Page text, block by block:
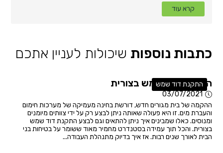
קרא עוד
כתבות נוספות שיכולות לעניין אתכם
התקנת דוד שמש
התקנת דוד שמש בצורית
03/07/2021
ההקמה של בית מגורים חדש, דורשת בחינה מעמיקה של מערכות חימום
והעברת מים. זו היא פעולה שאותה ניתן לבצע רק על ידי צוותים מיומנים
ומנוסים. כאלו שמבינים איך ניתן להתאים וגם לבצע התקנת דוד שמש
בצורית. והכל תוך עמידה בסטנדרט מחמיר מאוד ששומר על בטיחות בני
הבית לאורך שנים רבות. אז איך בדיוק מתנהלת העבודה...